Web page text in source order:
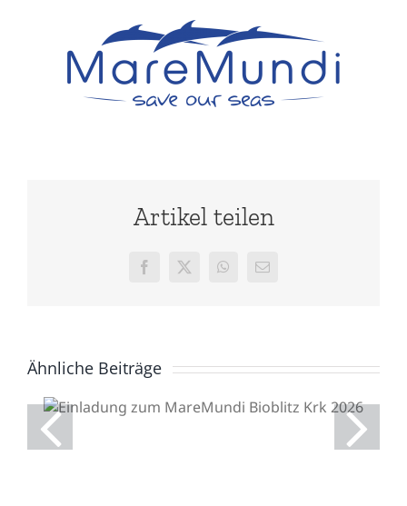
Artikel teilen
Facebook
X WhatsApp
E-
Ähnliche BeiträgeEinladung zum
MareMundi Bioblitz Krk